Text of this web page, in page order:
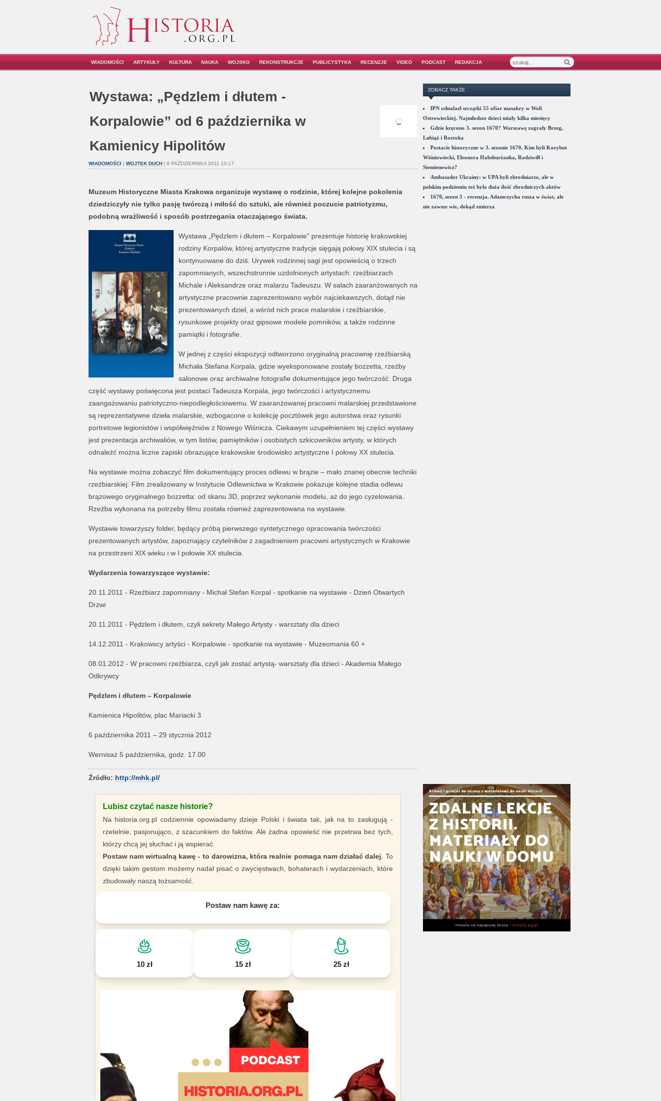
WIADOMOŚCI ARTYKUŁY KULTURA NAUKA WOJSKO REKONSTRUKCJE PUBLICYSTYKA RECENZJE VIDEO PODCAST REDAKCJA
Wystawa: „Pędzlem i dłutem -
Korpalowie” od 6 października w
Kamienicy Hipolitów
WIADOMOŚCI| WOJTEK DUCH| 6 PAŹDZIERNIKA 2011 10:17
Muzeum Historyczne Miasta Krakowa organizuje wystawę o rodzinie, której kolejne pokolenia
dziedziczyły nie tylko pasję twórczą i miłość do sztuki, ale również poczucie patriotyzmu,
podobną wrażliwość i sposób postrzegania otaczającego świata.
Wystawa „Pędzlem i dłutem – Korpalowie” prezentuje historię krakowskiej
rodziny Korpalów, której artystyczne tradycje sięgają połowy XIX stulecia i są
kontynuowane do dziś. Urywek rodzinnej sagi jest opowieścią o trzech
zapomnianych, wszechstronnie uzdolnionych artystach: rzeźbiarzach
Michale i Aleksandrze oraz malarzu Tadeuszu. W salach zaaranżowanych na
artystyczne pracownie zaprezentowano wybór najciekawszych, dotąd nie
prezentowanych dzieł, a wśród nich prace malarskie i rzeźbiarskie,
rysunkowe projekty oraz gipsowe modele pomników, a także rodzinne
pamiątki i fotografie.
W jednej z części ekspozycji odtworzono oryginalną pracownię rzeźbiarską
Michała Stefana Korpala, gdzie wyeksponowane zostały bozzetta, rzeźby
salonowe oraz archiwalne fotografie dokumentujące jego twórczość. Druga
część wystawy poświęcona jest postaci Tadeusza Korpala, jego twórczości i artystycznemu
zaangażowaniu patriotyczno-niepodległościowemu. W zaaranżowanej pracowni malarskiej przedstawione
są reprezentatywne dzieła malarskie, wzbogacone o kolekcję pocztówek jego autorstwa oraz rysunki
portretowe legionistów i współwięźniów z Nowego Wiśnicza. Ciekawym uzupełnieniem tej części wystawy
jest prezentacja archiwaliów, w tym listów, pamiętników i osobistych szkicowników artysty, w których
odnaleźć można liczne zapiski obrazujące krakowskie środowisko artystyczne I połowy XX stulecia.
Na wystawie można zobaczyć film dokumentujący proces odlewu w brązie – mało znanej obecnie techniki
rzeźbiarskiej. Film zrealizowany w Instytucie Odlewnictwa w Krakowie pokazuje kolejne stadia odlewu
brązowego oryginalnego bozzetta: od skanu 3D, poprzez wykonanie modelu, aż do jego cyzelowania.
Rzeźba wykonana na potrzeby filmu została również zaprezentowana na wystawie.
Wystawie towarzyszy folder, będący próbą pierwszego syntetycznego opracowania twórczości
prezentowanych artystów, zapoznający czytelników z zagadnieniem pracowni artystycznych w Krakowie
na przestrzeni XIX wieku i w I połowie XX stulecia.
Wydarzenia towarzyszące wystawie:
20.11.2011 - Rzeźbiarz zapomniany - Michał Stefan Korpal - spotkanie na wystawie - Dzień Otwartych
Drzwi
20.11.2011 - Pędzlem i dłutem, czyli sekrety Małego Artysty - warsztaty dla dzieci
14.12.2011 - Krakowscy artyści - Korpalowie - spotkanie na wystawie - Muzeomania 60 +
08.01.2012 - W pracowni rzeźbiarza, czyli jak zostać artystą- warsztaty dla dzieci - Akademia Małego
Odkrywcy
Pędzlem i dłutem – Korpalowie
Kamienica Hipolitów, plac Mariacki 3
6 października 2011 – 29 stycznia 2012
Wernisaż 5 października, godz. 17.00
Źródło: http://mhk.pl/
Lubisz czytać nasze historie?
Na historia.org.pl codziennie opowiadamy dzieje Polski i świata tak, jak na to zasługują -
rzetelnie, pasjonująco, z szacunkiem do faktów. Ale żadna opowieść nie przetrwa bez tych,
którzy chcą jej słuchać i ją wspierać.
Postaw nam wirtualną kawę - to darowizna, która realnie pomaga nam działać dalej . To
dzięki takim gestom możemy nadal pisać o zwycięstwach, bohaterach i wydarzeniach, które
zbudowały naszą tożsamość.
Postaw nam kawę za:
10 zł 15 zł 25 zł
ZOBACZ TAKŻE
IPN odnalazł szczątki 55 ofiar masakry w Woli
Ostrowieckiej. Najmłodsze dzieci miały kilka miesięcy
Gdzie kręcono 3. sezon 1670? Warszawę zagrały Brzeg,
Lubiąż i Roztoka
Postacie historyczne w 3. sezonie 1670. Kim byli Korybut
Wiśniowiecki, Eleonora Habsburżanka, Radziwiłł i
Siemienowicz?
Ambasador Ukrainy: w UPA byli zbrodniarze, ale w
polskim podziemiu też była duża ilość zbrodniczych aktów
1670, sezon 3 - recenzja. Adamczycha rusza w świat, ale
nie zawsze wie, dokąd zmierza